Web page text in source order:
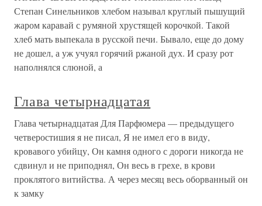
Степан Синельников хлебом называл круглый пышущий
жаром каравай с румяной хрустящей корочкой. Такой
хлеб мать выпекала в русской печи. Бывало, еще до дому
не дошел, а уж учуял горячий ржаной дух. И сразу рот
наполнялся слюной, а
Глава четырнадцатая
Глава четырнадцатая Для Парфюмера — предыдущего
четверостишия я не писал, Я не имел его в виду,
кровавого убийцу, Он камня одного с дороги никогда не
сдвинул и не приподнял, Он весь в грехе, в крови
проклятого витийства. А через месяц весь оборванный он
к замку